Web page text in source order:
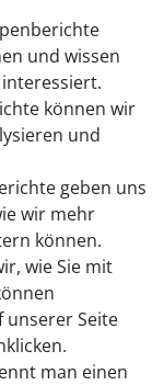
und wissen
können wir
und
geben uns
wir mehr
können.
wie Sie mit
unserer Seite
man einen